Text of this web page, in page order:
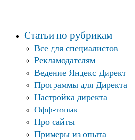
Статьи по рубрикам
Все для специалистов
Рекламодателям
Ведение Яндекс Директ
Программы для Директа
Настройка директа
Офф-топик
Про сайты
Примеры из опыта